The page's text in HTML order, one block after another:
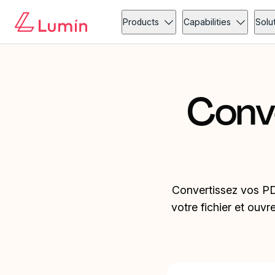
Products Capabilities
Convertissez vos
votre fichier et